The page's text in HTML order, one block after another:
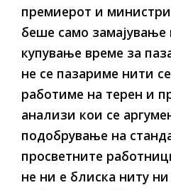
премиерот и
беше само замајување
купување време за
не се пазариме нити
работиме на терен и
анализи кои се
подобрување на
просветните
не ни е блиска ниту